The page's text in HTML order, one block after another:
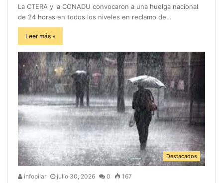
La CTERA y la CONADU convocaron a una huelga nacional
de 24 horas en todos los niveles en reclamo de…
Leer más »
Destacados
infopilar julio 30, 2026 0 167